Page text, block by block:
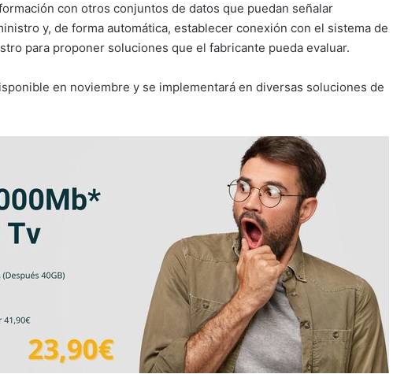
con otros conjuntos de datos que puedan señalar
y, de forma automática, establecer conexión con el sistema de
para proponer soluciones que el fabricante pueda evaluar.
en noviembre y se implementará en diversas soluciones de